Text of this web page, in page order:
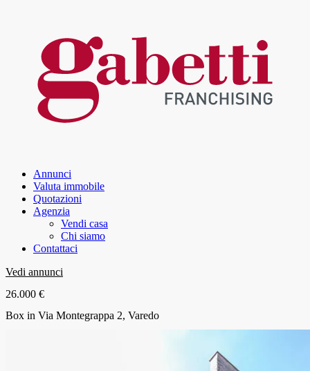
Annunci
Valuta immobile
Quotazioni
Agenzia
Vendi casa
Chi siamo
Contattaci
Vedi annunci
26.000 €
Box in Via Montegrappa 2, Varedo